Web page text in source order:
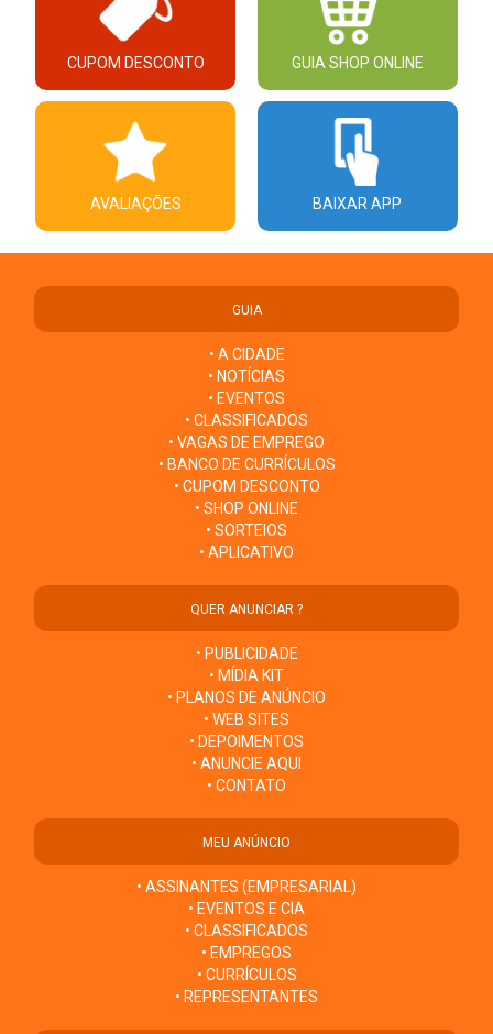
CUPOM DESCONTO GUIA SHOP ONLINE
AVALIAÇÕES BAIXAR APP
GUIA
• A CIDADE
• NOTÍCIAS
• EVENTOS
• CLASSIFICADOS
• VAGAS DE EMPREGO
• BANCO DE CURRÍCULOS
• CUPOM DESCONTO
• SHOP ONLINE
• SORTEIOS
• APLICATIVO
QUER ANUNCIAR ?
• PUBLICIDADE
• MÍDIA KIT
• PLANOS DE ANÚNCIO
• WEB SITES
• DEPOIMENTOS
• ANUNCIE AQUI
• CONTATO
MEU ANÚNCIO
• ASSINANTES (EMPRESARIAL)
• EVENTOS E CIA
• CLASSIFICADOS
• EMPREGOS
• CURRÍCULOS
• REPRESENTANTES